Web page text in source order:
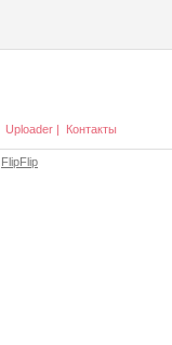
Uploader | Контакты
FlipFlip